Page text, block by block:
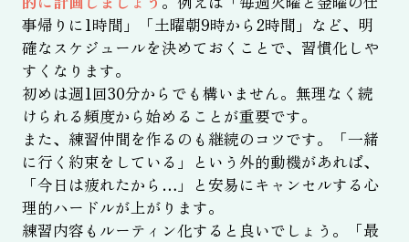
事帰りに1時間」「土曜朝9時から2時間」など、明
確なスケジュールを決めておくことで、習慣化しや
すくなります。
初めは週1回30分からでも構いません。無理なく続
けられる頻度から始めることが重要です。
また、練習仲間を作るのも継続のコツです。「一緒
に行く約束をしている」という外的動機があれば、
「今日は疲れたから…」と安易にキャンセルする心
理的ハードルが上がります。
練習内容もルーティン化すると良いでしょう。「最